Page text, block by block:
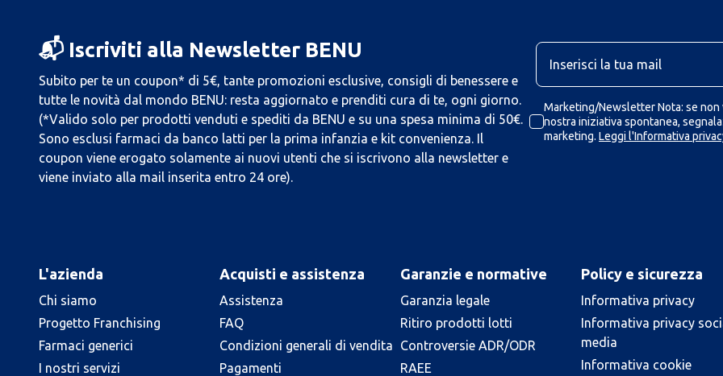
📬 Iscriviti alla Newsletter BENU
Subito per te un coupon* di 5€, tante promozioni esclusive, consigli di benessere e
tutte le novità dal mondo BENU: resta aggiornato e prenditi cura di te, ogni giorno.
(*Valido solo per prodotti venduti e spediti da BENU e su una spesa minima di 50€.
Sono esclusi farmaci da banco latti per la prima infanzia e kit convenienza. Il
coupon viene erogato solamente ai nuovi utenti che si iscrivono alla newsletter e
viene inviato alla mail inserita entro 24 ore).
Marketing/Newsletter Nota: se non
nostra iniziativa spontanea,
marketing. Leggi l'Informativa
L'azienda
Chi siamo
Progetto Franchising
Farmaci generici
I nostri servizi
Acquisti e assistenza
Assistenza
FAQ
Condizioni generali di vendita
Pagamenti
Garanzie e normative
Garanzia legale
Ritiro prodotti lotti
Controversie ADR/ODR
RAEE
Policy e sicurezza
Informativa privacy
Informativa privacy
media
Informativa cookie